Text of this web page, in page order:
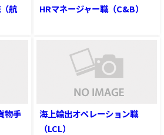
航
HRマネージャー職（C&B）
物手
海上輸出オペレーション職
（LCL）